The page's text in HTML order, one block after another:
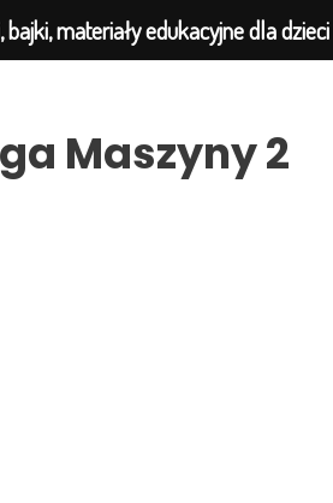
Maszyny 2
materiały edukacyjne dla dzieci